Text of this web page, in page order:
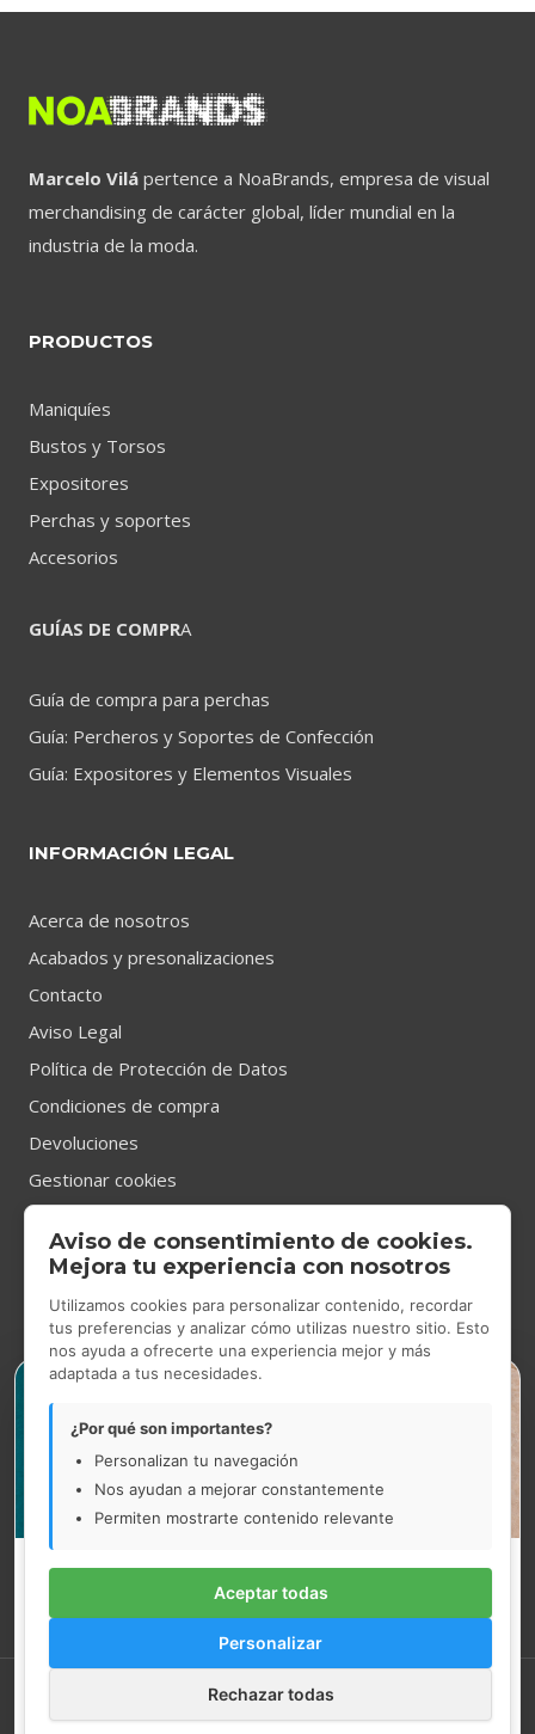
Vacaciones de verano
Nuestra tienda de Gran Via de les Corts Catalanes, 531
permanecerá cerrada del 10 al 21 de agosto.
Los pedidos web realizados entre el 10 y el 14 de agosto se
gestionarán a partir del 17 de agosto.
Mientras tanto, puede seguir comprando con total
Marcelo Vilá pertence a NoaBrands, empresa de visual
merchandising de carácter global, líder mundial en la
industria de la moda.
PRODUCTOS
Maniquíes
Bustos y Torsos
Expositores
Perchas y soportes
Accesorios
GUÍAS DE COMPRA
Guía de compra para perchas
Guía: Percheros y Soportes de Confección
Guía: Expositores y Elementos Visuales
INFORMACIÓN LEGAL
Acerca de nosotros
Acabados y presonalizaciones
Contacto
Aviso Legal
Política de Protección de Datos
Condiciones de compra
Devoluciones
Gestionar cookies
CONTACTO
Tienda Showroomen Gran Via de les Corts Catalanes 531,
Barcelona.
De lunes a jueves de 9.00h a 14.00h y de 14.30h a 17.30h.
Viernes de 9.00h a 15.00h.
93 454 52 33
marcelovila@marcelovila.com
¡Encuentra todo lo que necesitas para equipar tu tienda en Marcelo
Aviso de consentimiento de cookies.
Mejora tu experiencia con nosotros
Utilizamos cookies para personalizar contenido, recordar
tus preferencias y analizar cómo utilizas nuestro sitio. Esto
nos ayuda a ofrecerte una experiencia mejor y más
adaptada a tus necesidades.
¿Por qué son importantes?
Personalizan tu navegación
Nos ayudan a mejorar constantemente
Permiten mostrarte contenido relevante
Aceptar todas
Personalizar
Rechazar todas